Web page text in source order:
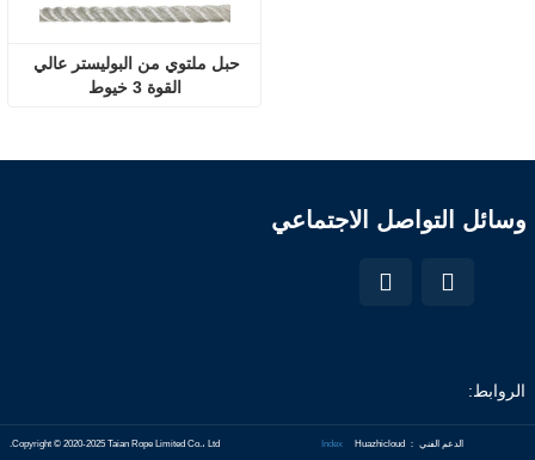
القوة 3 خيوط
وسائل التواصل الاجتماعي
الروابط:
Copyright © 2020-2025 Taian Rope Limited Co.، Ltd. الدعم الفني ： Huazhicloud Index